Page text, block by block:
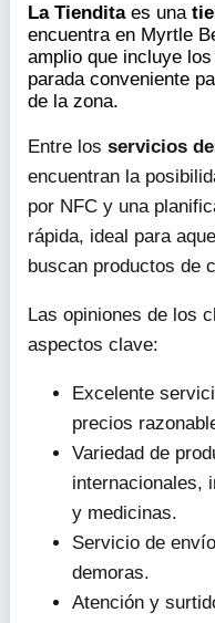
La Tienditaes una
encuentra en Myrtle
amplio que incluye
parada conveniente
de la zona.
Entre los servicios
encuentran la
por NFC y una
rápida, ideal para
buscan productos de
Las opiniones de los
aspectos clave:
Excelente
precios
Variedad de
internacionales,
y medicinas.
Servicio de
demoras.
Atención y